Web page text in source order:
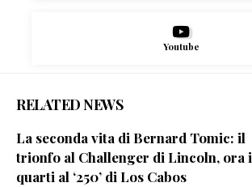
Youtube
RELATED NEWS
La seconda vita di Bernard Tomic: il
trionfo al Challenger di Lincoln, ora i
quarti al ‘250’ di Los Cabos